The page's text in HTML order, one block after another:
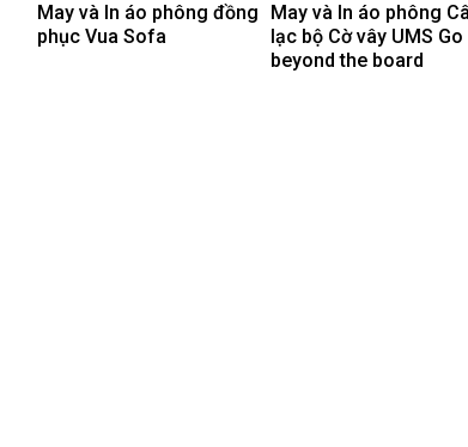
May và In áo phông đồng
phục Vua Sofa
May và In áo phông
lạc bộ Cờ vây UMS Go
beyond the board